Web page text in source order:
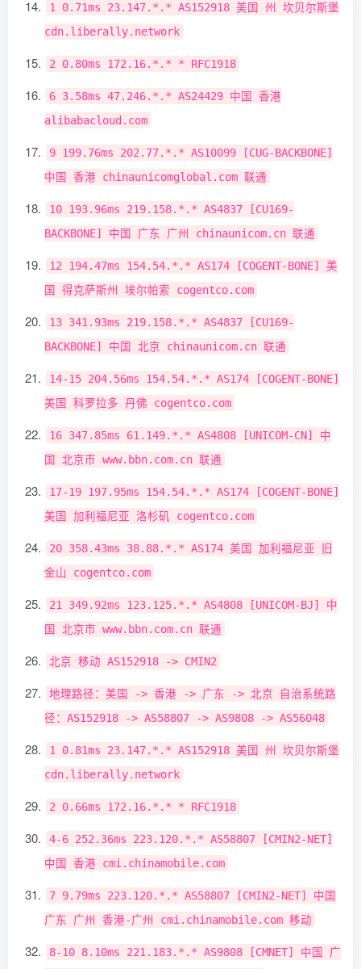
1 0.71ms 23.147.*.* AS152918 美国 州
坎贝尔斯堡
cdn. liberally. network
2 0.80ms 172.16.*.* * RFC1918
6 3.58ms 47.246.*.* AS24429 中国
香港
alibabacloud . com
9 199.76ms 202.77.*.* AS10099 [CUG-BACKBONE]
中国
香港 chinaunicomglobal . com 联通
10 193.96ms 219.158.*.* AS4837 [CU169-
BACKBONE] 中国 广东 广州 chinaunicom. cn 联通
12 194.47ms 154.54.*.* AS174 [COGENT-BONE]
美
国
得克萨斯州 埃尔帕索 cogentco. com
13 341.93ms 219.158.*.* AS4837 [CU169-
BACKBONE] 中国 北京 chinaunicom. cn 联通
14-15 204.56ms 154.54.*.* AS174 [COGENT-BONE]
美国
科罗拉多 丹佛 cogentco. com
16 347.85ms 61.149.*.* AS4808 [UNICOM-CN]
中
国
北京市 www. bbn. com. cn 联通
17-19 197.95ms 154.54.*.* AS174 [COGENT-BONE]
美国
加利福尼亚 洛杉矶 cogentco. com
20 358.43ms 38.88.*.* AS174 美国 加利福尼亚
旧
金山
cogentco. com
21 349.92ms 123.125.*.* AS4808 [UNICOM-BJ]
中
国
北京市 www. bbn. com. cn 联通
北京 移动 AS152918 -> CMIN2
地理路径：美国 -> 香港 -> 广东 -> 北京
自治系统路
径： AS152918 -> AS58807 -> AS9808 -> AS56048
1 0.81ms 23.147.*.* AS152918 美国 州
坎贝尔斯堡
cdn. liberally. network
2 0.66ms 172.16.*.* * RFC1918
4-6 252.36ms 223.120.*.* AS58807 [CMIN2-NET]
中国
香港 cmi. chinamobile. com
7 9.79ms 223.120.*.* AS58807 [CMIN2-NET]
中国
广东
广州 香港-广州 cmi. chinamobile. com 移动
8-10 8.10ms 221.183.*.* AS9808 [CMNET] 中国
广